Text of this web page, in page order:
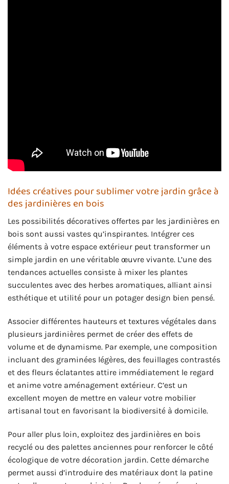
Idées créatives pour sublimer votre jardin grâce à
des jardinières en bois
Les possibilités décoratives offertes par les jardinières en
bois sont aussi vastes qu’inspirantes. Intégrer ces
éléments à votre espace extérieur peut transformer un
simple jardin en une véritable œuvre vivante. L’une des
tendances actuelles consiste à mixer les plantes
succulentes avec des herbes aromatiques, alliant ainsi
esthétique et utilité pour un potager design bien pensé.
Associer différentes hauteurs et textures végétales dans
plusieurs jardinières permet de créer des effets de
volume et de dynamisme. Par exemple, une composition
incluant des graminées légères, des feuillages contrastés
et des fleurs éclatantes attire immédiatement le regard
et anime votre aménagement extérieur. C’est un
excellent moyen de mettre en valeur votre mobilier
artisanal tout en favorisant la biodiversité à domicile.
Pour aller plus loin, exploitez des jardinières en bois
recyclé ou des palettes anciennes pour renforcer le côté
écologique de votre décoration jardin. Cette démarche
permet aussi d’introduire des matériaux dont la patine